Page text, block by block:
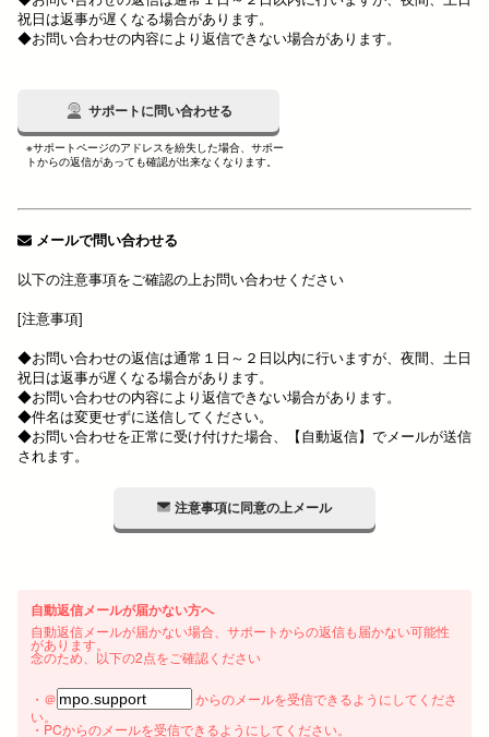
祝日は返事が遅くなる場合があります。
◆お問い合わせの内容により返信できない場合があります。
サポートに問い合わせる
※サポートページのアドレスを紛失した場合、サポー
トからの返信があっても確認が出来なくなります。
メールで問い合わせる
以下の注意事項をご確認の上お問い合わせください
[注意事項]
◆お問い合わせの返信は通常１日～２日以内に行いますが、夜間、土日
祝日は返事が遅くなる場合があります。
◆お問い合わせの内容により返信できない場合があります。
◆件名は変更せずに送信してください。
◆お問い合わせを正常に受け付けた場合、【自動返信】でメールが送信
されます。
注意事項に同意の上メール
自動返信メールが届かない方へ
自動返信メールが届かない場合、サポートからの返信も届かない可能性
があります。
念のため、以下の2点をご確認ください
・＠
からのメールを受信できるようにしてくださ
い。
・PCからのメールを受信できるようにしてください。